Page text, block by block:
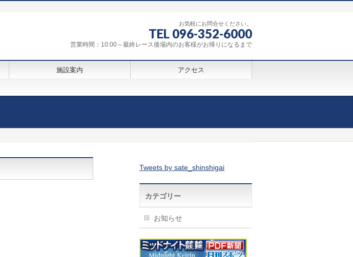
お気軽にお問合せください。
TEL 096-352-6000
営業時間：10:00～最終レース後場内のお客様がお帰りになるまで
施設案内 アクセス
Tweets by sate_shinshigai
カテゴリー
お知らせ